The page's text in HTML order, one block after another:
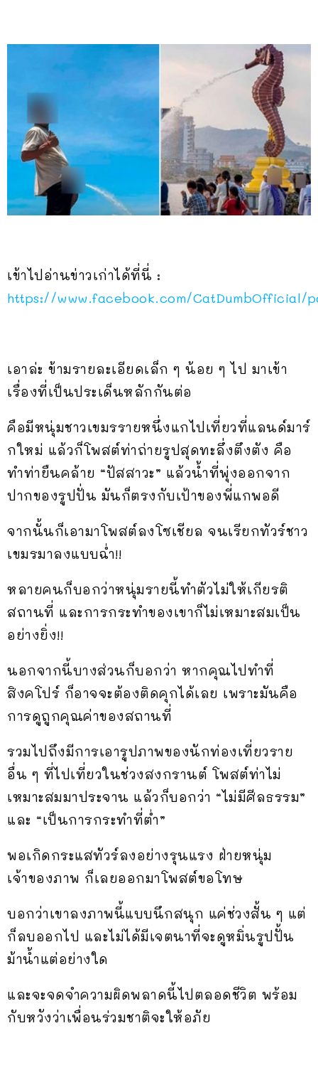
เข้าไปอ่านข่าวเก่าได้ที่นี่ :
https://www.facebook.com/CatDumbOfficial/
เอาล่ะ ข้ามรายละเอียดเล็ก ๆ น้อย ๆ ไป มาเข้า
เรื่องที่เป็นประเด็นหลักกันต่อ
คือมีหนุ่มชาวเขมรรายหนึ่งแกไปเที่ยวที่แลนด์มาร์
กใหม่ แล้วก็โพสต์ท่าถ่ายรูปสุดทะลึ่งตึงตัง คือ
ทำท่ายืนคล้าย “ปัสสาวะ” แล้วน้ำที่พุ่งออกจาก
ปากของรูปปั่น มันก็ตรงกับเป้าของพี่แกพอดี
จากนั้นก็เอามาโพสต์ลงโซเชียล จนเรียกทัวร์ชาว
เขมรมาลงแบบฉ่ำ!!
หลายคนก็บอกว่าหนุ่มรายนี้ทำตัวไม่ให้เกียรติ
สถานที่ และการกระทำของเขาก็ไม่เหมาะสมเป็น
อย่างยิ่ง!!
นอกจากนี้บางส่วนก็บอกว่า หากคุณไปทำที่
สิงคโปร์ ก็อาจจะต้องติดคุกได้เลย เพราะมันคือ
การดูถูกคุณค่าของสถานที่
รวมไปถึงมีการเอารูปภาพของนักท่องเที่ยวราย
อื่น ๆ ที่ไปเที่ยวในช่วงสงกรานต์ โพสต์ท่าไม่
เหมาะสมมาประจาน แล้วก็บอกว่า “ไม่มีศีลธรรม”
และ “เป็นการกระทำที่ต่ำ”
พอเกิดกระแสทัวร์ลงอย่างรุนแรง ฝ่ายหนุ่ม
เจ้าของภาพ ก็เลยออกมาโพสต์ขอโทษ
บอกว่าเขาลงภาพนี้แบบนึกสนุก แค่ช่วงสั้น ๆ แต่
ก็ลบออกไป และไม่ได้มีเจตนาที่จะดูหมิ่นรูปปั้น
ม้าน้ำแต่อย่างใด
และจะจดจำความผิดพลาดนี้ไปตลอดชีวิต พร้อม
กับหวังว่าเพื่อนร่วมชาติจะให้อภัย